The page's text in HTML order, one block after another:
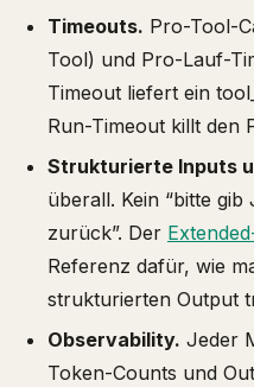
Timeouts. Pro-Tool-
Tool) und Pro-Lauf-
Timeout liefert ein
Run-Timeout killt den
Strukturierte Inputs
überall. Kein “bitte
zurück”. Der
Referenz dafür, wie
strukturierten Output
Observability. Jeder
Token-Counts und